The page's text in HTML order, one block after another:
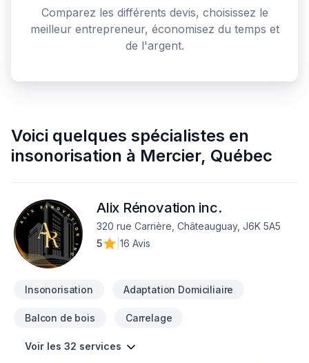
Comparez les différents devis, choisissez le
meilleur entrepreneur, économisez du temps et
de l'argent.
Voici quelques spécialistes en
insonorisation à Mercier, Québec
Alix Rénovation inc.
320 rue Carrière, Châteauguay, J6K 5A5
5
16 Avis
Insonorisation Adaptation Domiciliaire
Balcon de bois Carrelage
Voir les 32 services